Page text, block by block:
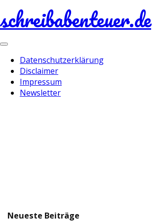
schreibabenteuer.de
Toggle
Datenschutzerklärung
Disclaimer
Impressum
Newsletter
Neueste Beiträge